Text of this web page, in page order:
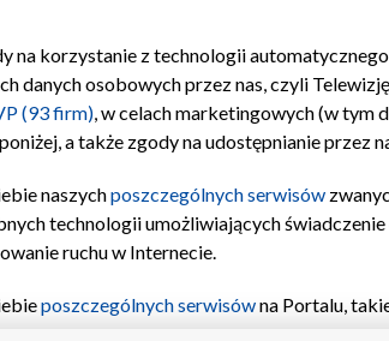
Polityka prywatności Moje zgody
korzystanie z technologii
osobowych przez nas, czyli
(93 firm), w celach marketingowych (w tym
a także zgody na udostępnianie przez
naszychposzczególnych serwisów
technologii umożliwiających
ruchu w Internecie.
poszczególnych serwisówna Portalu,